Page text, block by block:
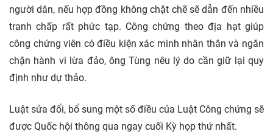
người dân, nếu hợp đồng không chặt chẽ sẽ dẫn đến nhiều
tranh chấp rất phức tạp. Công chứng theo địa hạt giúp
công chứng viên có điều kiện xác minh nhân thân và ngăn
chặn hành vi lừa đảo, ông Tùng nêu lý do cần giữ lại quy
định như dự thảo.
Luật sửa đổi, bổ sung một số điều của Luật Công chứng sẽ
được Quốc hội thông qua ngay cuối Kỳ họp thứ nhất.